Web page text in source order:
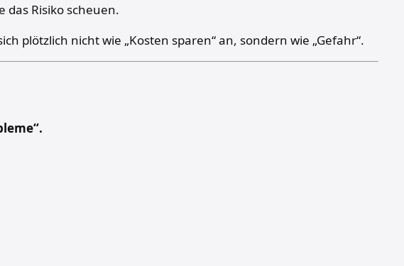
das Risiko scheuen.
plötzlich nicht wie „Kosten sparen“ an, sondern wie „Gefahr“.